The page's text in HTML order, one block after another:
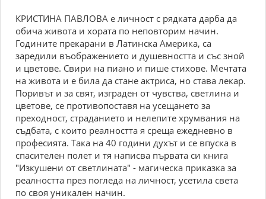
КРИСТИНА ПАВЛОВА е личност с рядката дарба да
обича живота и хората по неповторим начин.
Годините прекарани в Латинска Америка, са
заредили въображението и душевността и със зной
и цветове. Свири на пиано и пише стихове. Мечтата
на живота и е била да стане актриса, но става лекар.
Поривът и за свят, изграден от чувства, светлина и
цветове, се противопоставя на усещането за
преходност, страданието и нелепите хрумвания на
съдбата, с които реалността я среща ежедневно в
професията. Така на 40 години духът и се впуска в
спасителен полет и тя написва първата си книга
"Изкушени от светлината" - магическа приказка за
реалността през погледа на личност, усетила света
по своя уникален начин.